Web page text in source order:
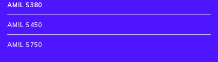
AMIL S380
AMIL S450
AMIL S750